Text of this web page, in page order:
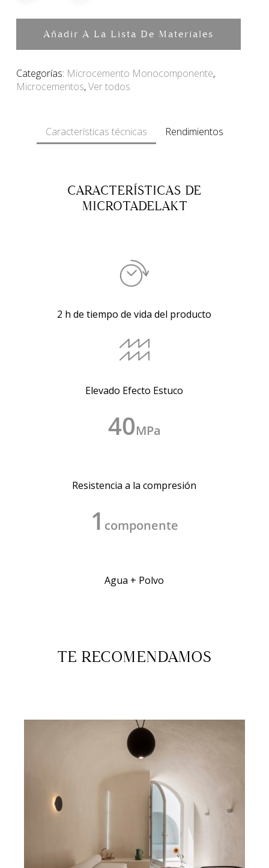
Añadir A La Lista De Materiales
Categorías: Microcemento Monocomponente,
Microcementos,Ver todos
Características técnicas Rendimientos
CARACTERÍSTICAS DE
MICROTADELAKT
2 h de tiempo de vida del producto
Elevado Efecto Estuco
40MPa
Resistencia a la compresión
1 componente
Agua + Polvo
TE RECOMENDAMOS